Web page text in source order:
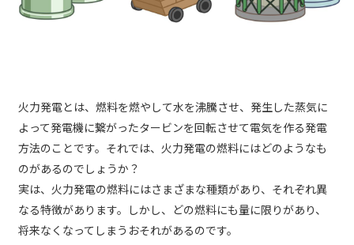
火力発電とは、燃料を燃やして水を沸騰させ、発生した蒸気に
よって発電機に繋がったタービンを回転させて電気を作る発電
方法のことです。それでは、火力発電の燃料にはどのようなも
のがあるのでしょうか？
実は、火力発電の燃料にはさまざまな種類があり、それぞれ異
なる特徴があります。しかし、どの燃料にも量に限りがあり、
将来なくなってしまうおそれがあるのです。